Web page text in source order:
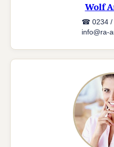
Wolf
☎ 0234 /
info@ra-